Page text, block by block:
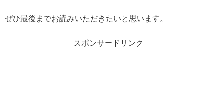
ぜひ最後までお読みいただきたいと思います。
スポンサードリンク